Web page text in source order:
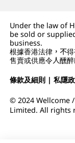
Under the law of
be sold or
business.
根據香港法律，不
售賣或供應令人醺
條款及細則 |私隱
© 2024 Wellcome /
Limited. All rights